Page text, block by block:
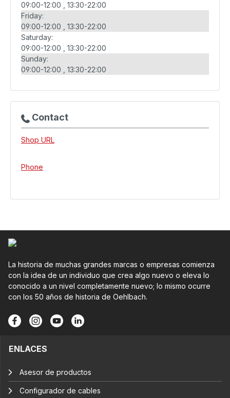
09:00-12:00
13:30-22:00
Friday:
09:00-12:00
13:30-22:00
Saturday:
09:00-12:00
13:30-22:00
Sunday:
09:00-12:00
13:30-22:00
Contact
Shop URL
Phone
La historia de muchas grandes marcas o empresas comienza
con la idea de un individuo que crea algo nuevo o eleva lo
conocido a un nivel completamente nuevo; lo mismo ocurre
con los 50 años de historia de Oehlbach.
ENLACES
Asesor de productos
Configurador de cables